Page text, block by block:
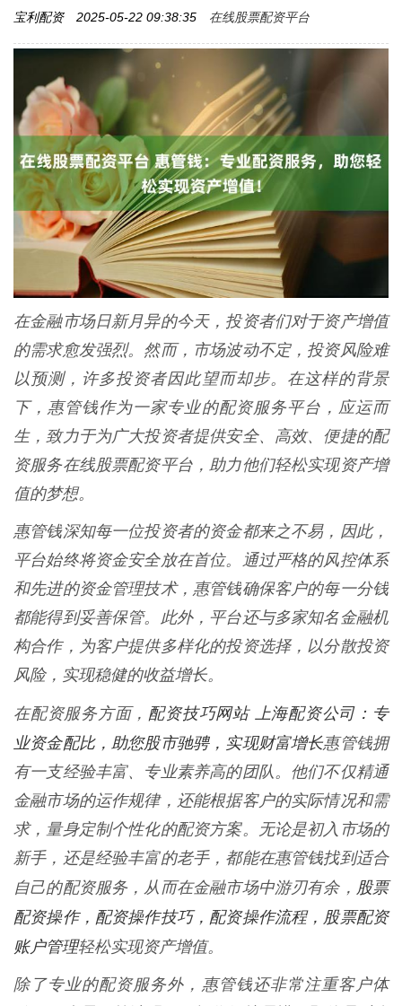
宝利配资 2025-05-22 09:38:35 在线股票配资平台
在金融市场日新月异的今天，投资者们对于资产增值
的需求愈发强烈。然而，市场波动不定，投资风险难
以预测，许多投资者因此望而却步。在这样的背景
下，惠管钱作为一家专业的配资服务平台，应运而
生，致力于为广大投资者提供安全、高效、便捷的配
资服务在线股票配资平台，助力他们轻松实现资产增
值的梦想。
惠管钱深知每一位投资者的资金都来之不易，因此，
平台始终将资金安全放在首位。通过严格的风控体系
和先进的资金管理技术，惠管钱确保客户的每一分钱
都能得到妥善保管。此外，平台还与多家知名金融机
构合作，为客户提供多样化的投资选择，以分散投资
风险，实现稳健的收益增长。
在配资服务方面， 配资技巧网站 上海配资公司：专
业资金配比，助您股市驰骋，实现财富增长惠管钱拥
有一支经验丰富、专业素养高的团队。他们不仅精通
金融市场的运作规律，还能根据客户的实际情况和需
求，量身定制个性化的配资方案。无论是初入市场的
新手，还是经验丰富的老手，都能在惠管钱找到适合
自己的配资服务，从而在金融市场中游刃有余， 股票
配资操作，配资操作技巧，配资操作流程，股票配资
账户管理轻松实现资产增值。
除了专业的配资服务外，惠管钱还非常注重客户体